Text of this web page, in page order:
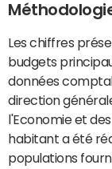
Les chiffres
budgets
données
direction
l'Economie et
habitant a été
populations